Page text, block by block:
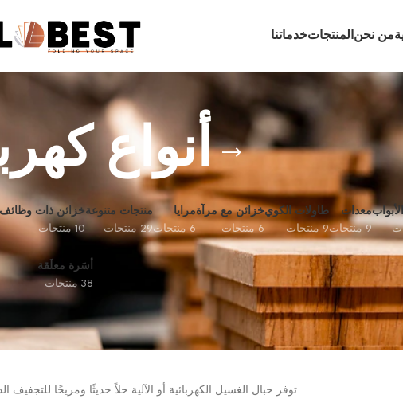
من نحن المنتجاتخدماتنا
أنواع
معدات
9 منتجات
طاولات الكوي
9 منتجات
خزائن مع مرآة
6 منتجات
مرايا
6 منتجات
منتجات متنوعة
29 منتجات
خزائن ذات وظائف
10 منتجات
أسَرة معلَقة
38 منتجات
توفر حبال الغسيل الكهربائية أو الآلية حلاً حديثًا ومريحًا